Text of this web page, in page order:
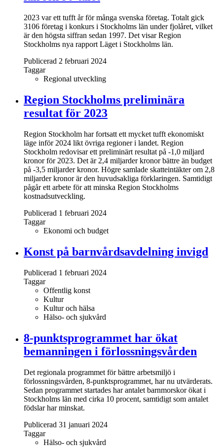
2023 var ett tufft år för många svenska företag. Totalt gick
3106 företag i konkurs i Stockholms län under fjolåret, vilket
är den högsta siffran sedan 1997. Det visar Region
Stockholms nya rapport Läget i Stockholms län.
Publicerad 2 februari 2024
Taggar
Regional utveckling
Region Stockholms preliminära
resultat för 2023
Region Stockholm har fortsatt ett mycket tufft ekonomiskt
läge inför 2024 likt övriga regioner i landet. Region
Stockholm redovisar ett preliminärt resultat på -1,0 miljard
kronor för 2023. Det är 2,4 miljarder kronor bättre än budget
på -3,5 miljarder kronor. Högre samlade skatteintäkter om 2,8
miljarder kronor är den huvudsakliga förklaringen. Samtidigt
pågår ett arbete för att minska Region Stockholms
kostnadsutveckling.
Publicerad 1 februari 2024
Taggar
Ekonomi och budget
Konst på barnvårdsavdelning invigd
Publicerad 1 februari 2024
Taggar
Offentlig konst
Kultur
Kultur och hälsa
Hälso- och sjukvård
8-punktsprogrammet har ökat
bemanningen i förlossningsvården
Det regionala programmet för bättre arbetsmiljö i
förlossningsvården, 8-punktsprogrammet, har nu utvärderats.
Sedan programmet startades har antalet barnmorskor ökat i
Stockholms län med cirka 10 procent, samtidigt som antalet
födslar har minskat.
Publicerad 31 januari 2024
Taggar
Hälso- och sjukvård